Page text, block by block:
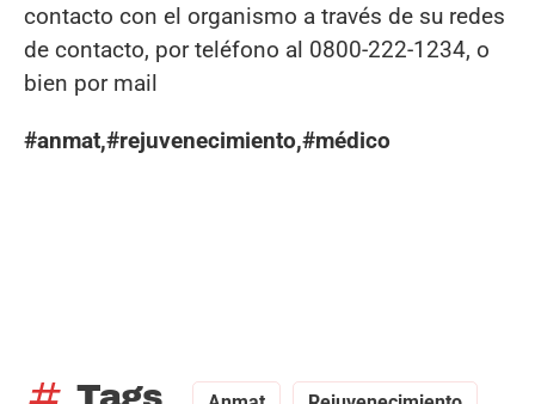
contacto con el organismo a través de su redes
de contacto, por teléfono al 0800-222-1234, o
bien por mail
#anmat,#rejuvenecimiento,#médico